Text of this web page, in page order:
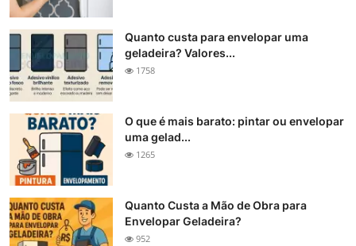
Quanto custa para envelopar uma
geladeira? Valores...
1758
O que é mais barato: pintar ou envelopar
uma gelad...
1265
Quanto Custa a Mão de Obra para
Envelopar Geladeira?
952